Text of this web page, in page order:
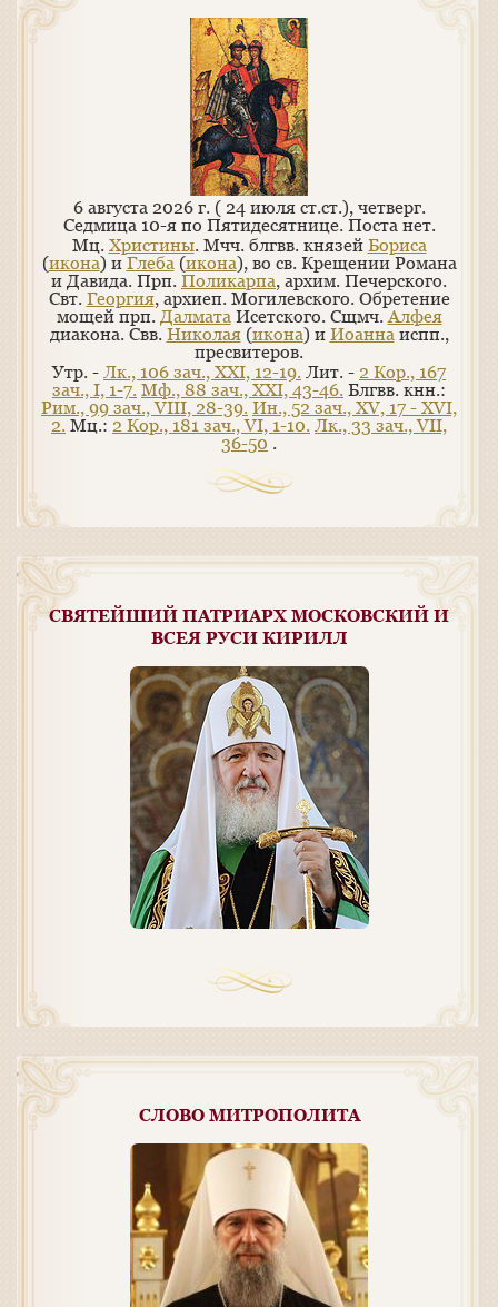
6 августа 2026 г. ( 24 июля ст.ст.), четверг.
Седмица 10-я по Пятидесятнице. Поста нет.
Мц. Христины. Мчч. блгвв. князей Бориса
(икона) и Глеба(икона), во св. Крещении Романа
и Давида. Прп. Поликарпа, архим. Печерского.
Свт. Георгия, архиеп. Могилевского. Обретение
мощей прп. ДалматаИсетского. Сщмч.Алфея
диакона. Свв. Николая(икона) и Иоаннаиспп.,
пресвитеров.
Утр. - Лк., 106 зач., XXI, 12-19. Лит. - 2 Кор., 167
зач., I, 1-7. Мф., 88 зач., XXI, 43-46. Блгвв. кнн.:
Рим., 99 зач., VIII, 28-39. Ин., 52 зач., XV, 17 - XVI,
2. Мц.: 2 Кор., 181 зач., VI, 1-10. Лк., 33 зач., VII,
36-50 .
СВЯТЕЙШИЙ ПАТРИАРХ МОСКОВСКИЙ И
ВСЕЯ РУСИ КИРИЛЛ
СЛОВО МИТРОПОЛИТА